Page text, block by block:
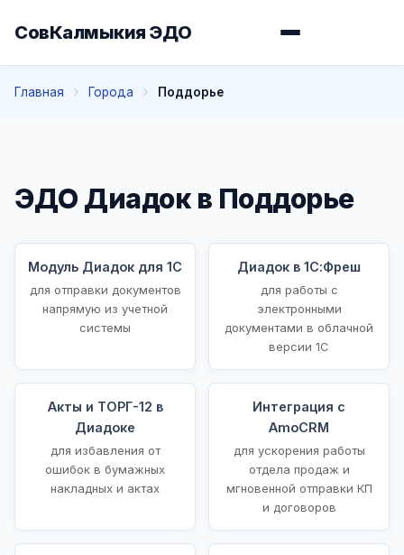
СовКалмыкия ЭДО
Главная Города Поддорье
ЭДО Диадок в Поддорье
Модуль Диадок для 1С
для отправки документов
напрямую из учетной
системы
Диадок в 1С:Фреш
для работы с
электронными
документами в облачной
версии 1С
Акты и ТОРГ-12 в
Диадоке
для избавления от
ошибок в бумажных
накладных и актах
Интеграция с
AmoCRM
для ускорения работы
отдела продаж и
мгновенной отправки КП
и договоров